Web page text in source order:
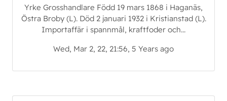
Yrke Grosshandlare Född 19 mars 1868 i Haganäs,
Östra Broby (L). Död 2 januari 1932 i Kristianstad (L).
Importaffär i spannmål, kraftfoder och...
Wed, Mar 2, 22, 21:56, 5 Years ago